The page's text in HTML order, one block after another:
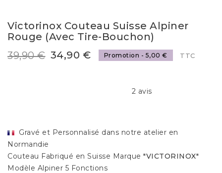
Victorinox Couteau Suisse Alpiner
Rouge (avec Tire-Bouchon)
39,90 € 34,90 € Promotion - 5,00 € TTC
2 avis
Gravé et Personnalisé dans notre atelier en
Normandie
Couteau Fabriqué en Suisse Marque "VICTORINOX"
Modèle Alpiner 5 Fonctions